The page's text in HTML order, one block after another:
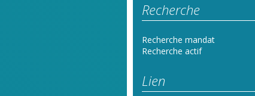
Recherche
Recherche mandat
Recherche actif
Lien